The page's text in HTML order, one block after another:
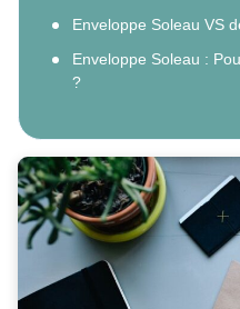
Enveloppe Soleau VS
Enveloppe Soleau :
?